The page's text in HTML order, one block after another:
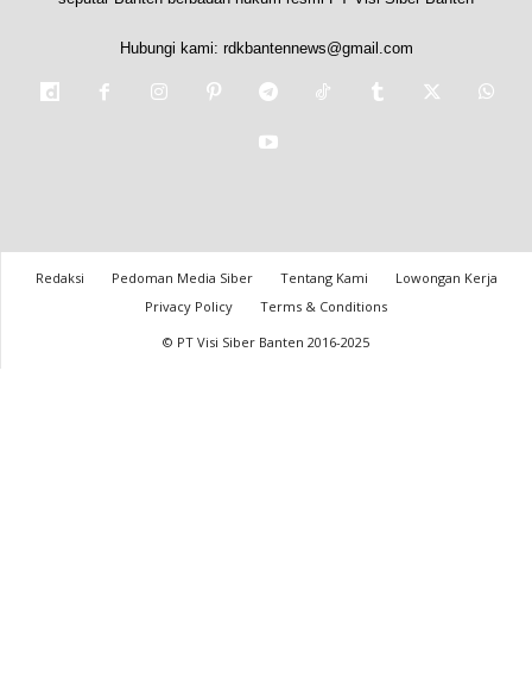
Hubungi kami: rdkbantennews@gmail.com
Redaksi Pedoman Media Siber Tentang Kami
Lowongan Kerja
Privacy Policy
Terms & Conditions
© PT Visi Siber Banten 2016-2025